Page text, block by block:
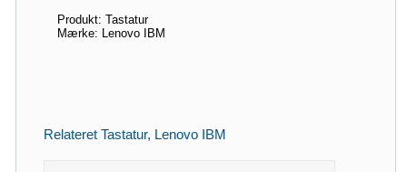
Produkt: Tastatur
Mærke: Lenovo IBM
Relateret Tastatur, Lenovo IBM